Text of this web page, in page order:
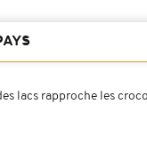
lacs rapproche les